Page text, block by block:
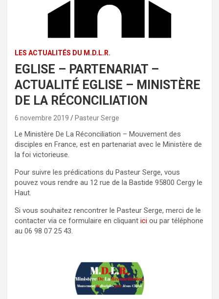
LES ACTUALITÉS DU M.D.L.R.
EGLISE – PARTENARIAT –
ACTUALITÉ EGLISE – MINISTÈRE
DE LA RÉCONCILIATION
6 novembre 2019 Pasteur Serge
Le Ministère De La Réconciliation – Mouvement des
disciples en France, est en partenariat avec le Ministère de
la foi victorieuse.
Pour suivre les prédications du Pasteur Serge, vous
pouvez vous rendre au 12 rue de la Bastide 95800 Cergy le
Haut.
Si vous souhaitez rencontrer le Pasteur Serge, merci de le
contacter via ce formulaire en cliquant ici ou par téléphone
au 06 98 07 25 43.